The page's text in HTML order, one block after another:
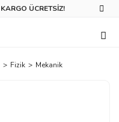
KARGO ÜCRETSİZ!
Fizik Mekanik